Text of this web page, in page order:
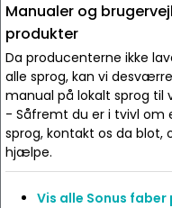
Manualer og
produkter
Da producenterne ikke
alle sprog, kan vi
manual på lokalt sprog til
- Såfremt du er i tvivl om
sprog, kontakt os da blot,
hjælpe.
Vis alle Sonus